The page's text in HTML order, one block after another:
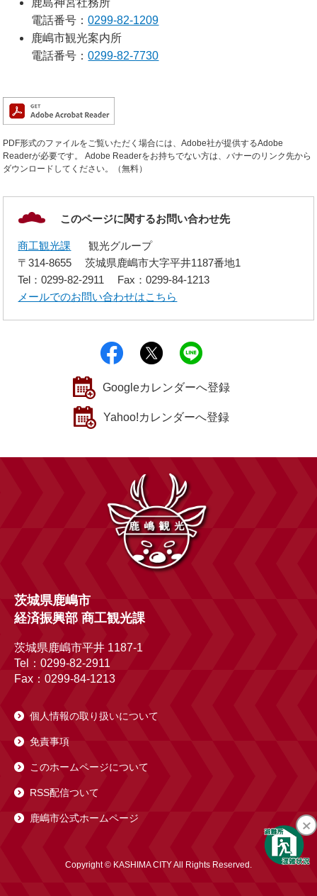
鹿島神宮社務所
電話番号：0299-82-1209
鹿嶋市観光案内所
電話番号：0299-82-7730
PDF形式のファイルをご覧いただく場合には、Adobe社が提供するAdobe
Readerが必要です。
Adobe Readerをお持ちでない方は、バナーのリンク先から
ダウンロードしてください。（無料）
このページに関するお問い合わせ先
商工観光課
観光グループ
〒314-8655
茨城県鹿嶋市大字平井1187番地1
Tel：0299-82-2911
Fax：0299-84-1213
メールでのお問い合わせはこちら
シェアするポストする
Googleカレンダーへ登録
Yahoo!カレンダーへ登録
茨城県鹿嶋市
経済振興部 商工観光課
茨城県鹿嶋市平井 1187-1
Tel：0299-82-2911
Fax：0299-84-1213
個人情報の取り扱いについて
免責事項
このホームページについて
RSS配信ついて
鹿嶋市公式ホームページ
Copyright © KASHIMA CITY All Rights Reserved.